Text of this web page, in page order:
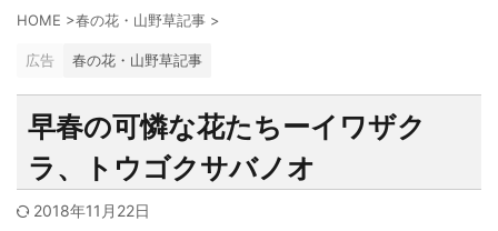
HOME >春の花・山野草記事 >
広告 春の花・山野草記事
早春の可憐な花たちーイワザク
ラ、トウゴクサバノオ
2018年11月22日